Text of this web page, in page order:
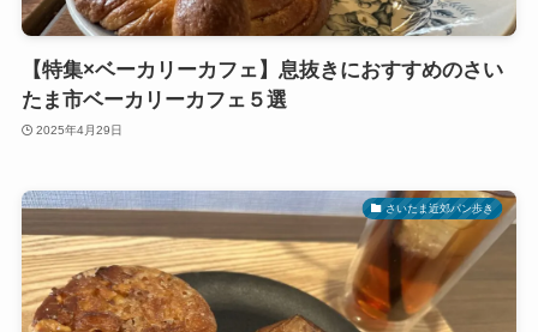
【特集×ベーカリーカフェ】息抜きにおすすめのさい
たま市ベーカリーカフェ５選
2025年4月29日
さいたま近郊パン歩き